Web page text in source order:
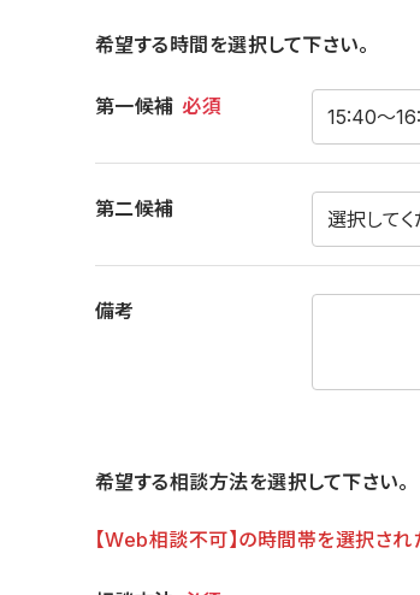
希望する時間を選択して下さい。
第一候補 必須
第二候補
備考
希望する相談方法を選択して下さい。
【Web相談不可】の時間帯を選択さ